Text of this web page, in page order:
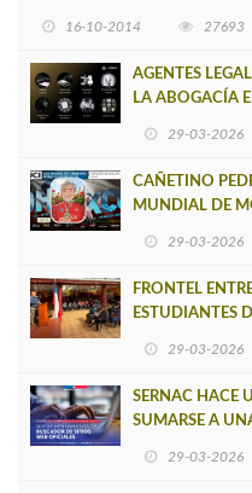
16-10-2014 27693
AGENTES
LA ABOGACÍA
29-03-2026
CAÑETINO
MUNDIAL DE
29-03-2026
FRONTEL
ESTUDIANTES
29-03-2026
SERNAC HACE
SUMARSE A
29-03-2026